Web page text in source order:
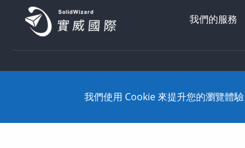
我們的服務
Copyright © 2020 SolidWizard Technology Co.,Ltd. All
我們使用 Cookie 來提升您的瀏覽體